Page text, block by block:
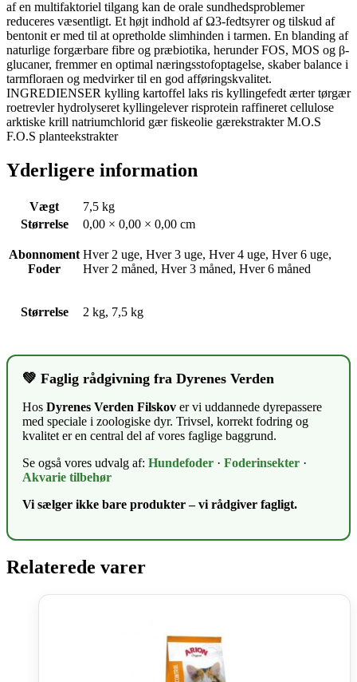
af en multifaktoriel tilgang kan de orale sundhedsproblemer
reduceres væsentligt. Et højt indhold af Ω3-fedtsyrer og tilskud af
bentonit er med til at opretholde slimhinden i tarmen. En blanding af
naturlige forgærbare fibre og præbiotika, herunder FOS, MOS og β-
glucaner, fremmer en optimal næringsstofoptagelse, skaber balance i
tarmfloraen og medvirker til en god afføringskvalitet.
INGREDIENSER kylling kartoffel laks ris kyllingefedt ærter tørgær
roetrevler hydrolyseret kyllingelever risprotein raffineret cellulose
arktiske krill natriumchlorid gær fiskeolie gærekstrakter M.O.S
F.O.S planteekstrakter
Yderligere information
Vægt
7,5 kg
Størrelse
0,00 × 0,00 × 0,00 cm
Abonnoment
Foder
Hver 2 uge, Hver 3 uge, Hver 4 uge, Hver 6 uge,
Hver 2 måned, Hver 3 måned, Hver 6 måned
Størrelse 2 kg, 7,5 kg
💚 Faglig rådgivning fra Dyrenes Verden
Hos Dyrenes Verden Filskov er vi uddannede dyrepassere
med speciale i zoologiske dyr. Trivsel, korrekt fodring og
kvalitet er en central del af vores faglige baggrund.
Se også vores udvalg af: Hundefoder · Foderinsekter ·
Akvarie tilbehør
Vi sælger ikke bare produkter – vi rådgiver fagligt.
Relaterede varer